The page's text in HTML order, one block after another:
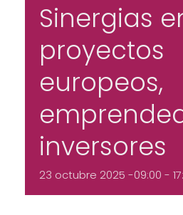
Sinergias
proyectos
europeos,
inversores
23 octubre 2025 -09:00 -